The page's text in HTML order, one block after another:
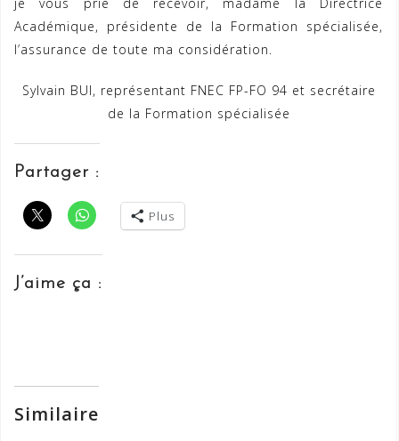
Académique, présidente de la Formation spécialisée,
l’assurance de toute ma considération.
Sylvain BUI, représentant FNEC FP-FO 94 et secrétaire
de la Formation spécialisée
Partager :
Plus
J’aime ça :
Similaire